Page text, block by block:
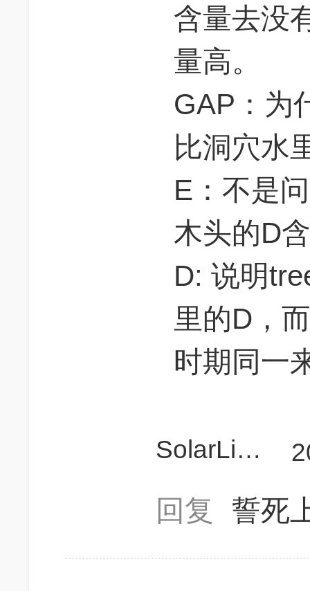
含量去没
量高。
GAP：为
比洞穴水
E：不是
木头的D
D: 说明
里的D，
时期同一
SolarLianeT
回复 誓死